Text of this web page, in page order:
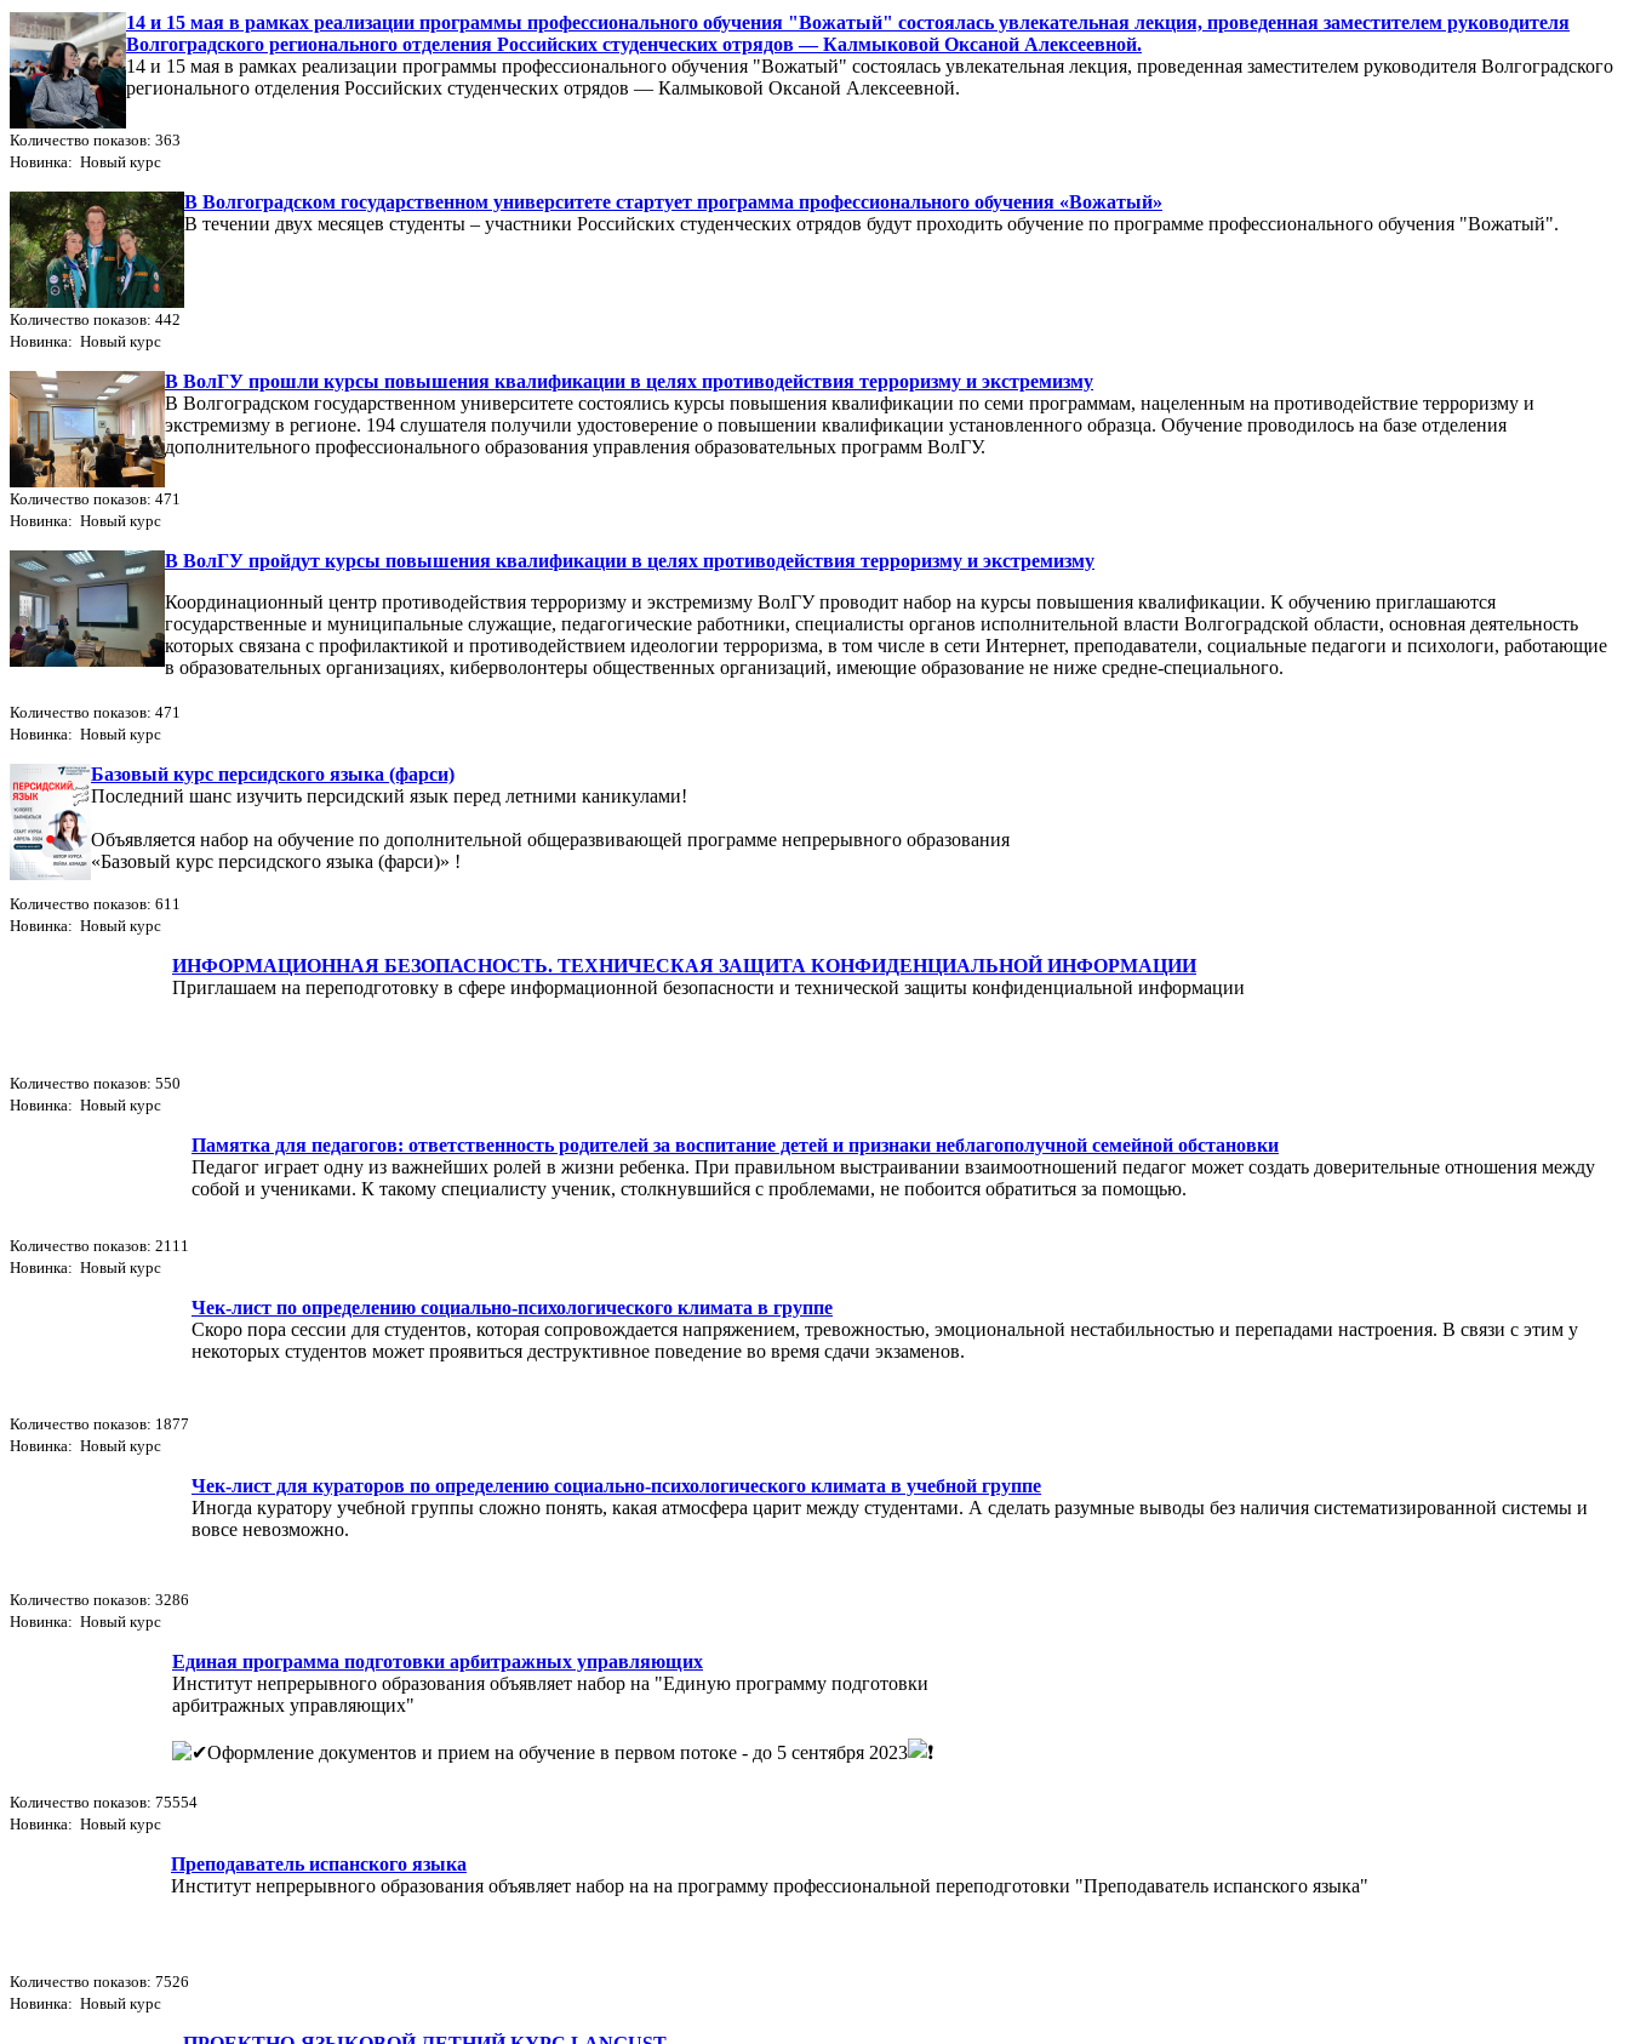
14 и 15 мая в рамках реализации программы профессионального обучения "Вожатый" состоялась увлекательная лекция, проведенная заместителем руководителя
Волгоградского регионального отделения Российских студенческих отрядов — Калмыковой Оксаной Алексеевной.
14 и 15 мая в рамках реализации программы профессионального обучения "Вожатый" состоялась увлекательная лекция, проведенная заместителем руководителя Волгоградского
регионального отделения Российских студенческих отрядов — Калмыковой Оксаной Алексеевной.
Количество показов: 363
Новинка: Новый курс
В Волгоградском государственном университете стартует программа профессионального обучения «Вожатый»
В течении двух месяцев студенты – участники Российских студенческих отрядов будут проходить обучение по программе профессионального обучения "Вожатый".
Количество показов: 442
Новинка: Новый курс
В ВолГУ прошли курсы повышения квалификации в целях противодействия терроризму и экстремизму
В Волгоградском государственном университете состоялись курсы повышения квалификации по семи программам, нацеленным на противодействие терроризму и
экстремизму в регионе. 194 слушателя получили удостоверение о повышении квалификации установленного образца. Обучение проводилось на базе отделения
дополнительного профессионального образования управления образовательных программ ВолГУ.
Количество показов: 471
Новинка: Новый курс
В ВолГУ пройдут курсы повышения квалификации в целях противодействия терроризму и экстремизму
Координационный центр противодействия терроризму и экстремизму ВолГУ проводит набор на курсы повышения квалификации. К обучению приглашаются
государственные и муниципальные служащие, педагогические работники, специалисты органов исполнительной власти Волгоградской области, основная деятельность
которых связана с профилактикой и противодействием идеологии терроризма, в том числе в сети Интернет, преподаватели, социальные педагоги и психологи, работающие
в образовательных организациях, киберволонтеры общественных организаций, имеющие образование не ниже средне-специального.
Количество показов: 471
Новинка: Новый курс
Базовый курс персидского языка (фарси)
Последний шанс изучить персидский язык перед летними каникулами!
Объявляется набор на обучение по дополнительной общеразвивающей программе непрерывного образования
«Базовый курс персидского языка (фарси)» !
Количество показов: 611
Новинка: Новый курс
ИНФОРМАЦИОННАЯ БЕЗОПАСНОСТЬ. ТЕХНИЧЕСКАЯ ЗАЩИТА КОНФИДЕНЦИАЛЬНОЙ ИНФОРМАЦИИ
Приглашаем на переподготовку в сфере информационной безопасности и технической защиты конфиденциальной информации
Количество показов: 550
Новинка: Новый курс
Памятка для педагогов: ответственность родителей за воспитание детей и признаки неблагополучной семейной обстановки
Педагог играет одну из важнейших ролей в жизни ребенка. При правильном выстраивании взаимоотношений педагог может создать доверительные отношения между
собой и учениками. К такому специалисту ученик, столкнувшийся с проблемами, не побоится обратиться за помощью.
Количество показов: 2111
Новинка: Новый курс
Чек-лист по определению социально-психологического климата в группе
Скоро пора сессии для студентов, которая сопровождается напряжением, тревожностью, эмоциональной нестабильностью и перепадами настроения. В связи с этим у
некоторых студентов может проявиться деструктивное поведение во время сдачи экзаменов.
Количество показов: 1877
Новинка: Новый курс
Чек-лист для кураторов по определению социально-психологического климата в учебной группе
Иногда куратору учебной группы сложно понять, какая атмосфера царит между студентами. А сделать разумные выводы без наличия систематизированной системы и
вовсе невозможно.
Количество показов: 3286
Новинка: Новый курс
Единая программа подготовки арбитражных управляющих
Институт непрерывного образования объявляет набор на "Единую программу подготовки
арбитражных управляющих"
Оформление документов и прием на обучение в первом потоке - до 5 сентября 2023
Количество показов: 75554
Новинка: Новый курс
Преподаватель испанского языка
Институт непрерывного образования объявляет набор на на программу профессиональной переподготовки "Преподаватель испанского языка"
Количество показов: 7526
Новинка: Новый курс